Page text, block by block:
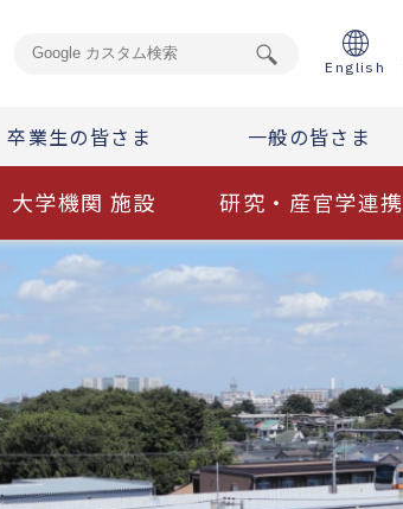
English
卒業生の皆さま 一般の皆さま
大学機関 施設 研究・産官学連携